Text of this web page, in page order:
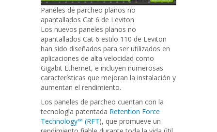
Paneles de parcheo planos no
apantallados Cat 6 de Leviton
Los nuevos paneles planos no
apantallados Cat 6 estilo 110 de Leviton
han sido diseñados para ser utilizados en
aplicaciones de alta velocidad como
Gigabit Ethernet, e incluyen numerosas
características que mejoran la instalación y
aumentan el rendimiento.
Los paneles de parcheo cuentan con la
tecnología patentada Retention Force
Technology™ (RFT), que promueve un